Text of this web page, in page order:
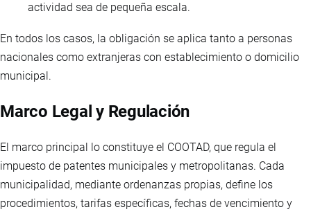
actividad sea de pequeña escala.
En todos los casos, la obligación se aplica tanto a personas
nacionales como extranjeras con establecimiento o domicilio
municipal.
Marco Legal y Regulación
El marco principal lo constituye el COOTAD, que regula el
impuesto de patentes municipales y metropolitanas. Cada
municipalidad, mediante ordenanzas propias, define los
procedimientos, tarifas específicas, fechas de vencimiento y